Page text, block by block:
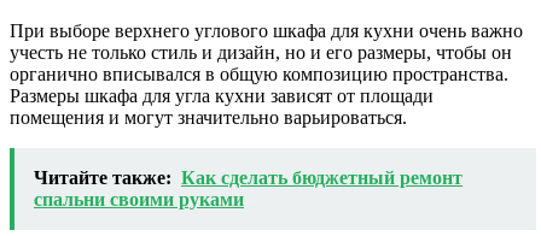
При выборе верхнего углового шкафа для кухни очень важно
учесть не только стиль и дизайн, но и его размеры, чтобы он
органично вписывался в общую композицию пространства.
Размеры шкафа для угла кухни зависят от площади
помещения и могут значительно варьироваться.
Читайте также: Как сделать бюджетный ремонт
спальни своими руками